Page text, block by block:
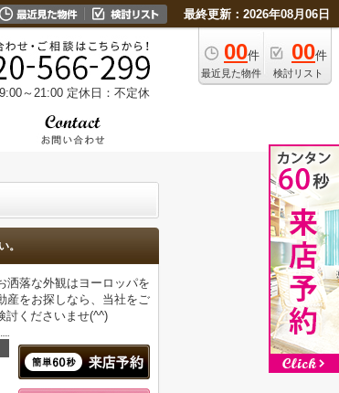
最終更新：2026年08月06日
00件
最近見た物件
00件
検討リスト
～21:00 定休日：不定休
。
落な外観はヨーロッパを
をお探しなら、当社をご
くださいませ(^^)